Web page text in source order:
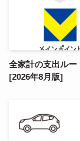
全家計の支出ルー
[2026年8月版]